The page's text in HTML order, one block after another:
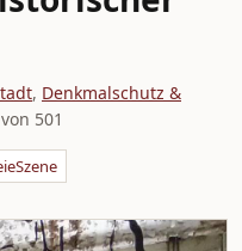
, Denkmalschutz &
501